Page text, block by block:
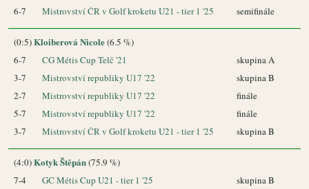
6-7
Mistrovství ČR v Golf kroketu U21 - tier 1 '25 semifinále
(0:5)Kloiberová Nicole(6.5 %)
6-7
CG Métis Cup Telč '21
skupina A
3-7
Mistrovství republiky U17 '22
skupina B
2-7
Mistrovství republiky U17 '22
finále
5-7
Mistrovství republiky U17 '22
finále
3-7
Mistrovství ČR v Golf kroketu U21 - tier 1 '25 skupina B
(4:0)Kotyk Štěpán(75.9 %)
7-4
GC Métis Cup U21 - tier 1 '25
skupina B